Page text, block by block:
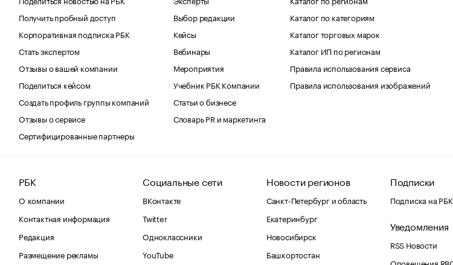
Получить пробный доступ
Корпоративная подписка РБК
Стать экспертом
Отзывы о вашей компании
Поделиться кейсом
Создать профиль группы компаний
Отзывы о сервисе
Сертифицированные партнеры
Выбор редакции
Кейсы
Вебинары
Мероприятия
Учебник РБК Компании
Статьи о бизнесе
Словарь PR и маркетинга
Каталог по категориям
Каталог торговых марок
Каталог ИП по регионам
Правила использования сервиса
Правила использования изображений
РБК
О компании
Контактная информация
Редакция
Размещение рекламы
Социальные сети
ВКонтакте
Twitter
Одноклассники
YouTube
Новости регионов
Санкт-Петербург и область
Екатеринбург
Новосибирск
Башкортостан
Подписки
Подписка на РБК
Уведомления
RSS Новости
Оповещения